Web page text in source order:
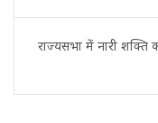
राज्यसभा में नारी शक्ति